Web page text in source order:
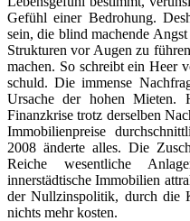
Gefühl einer Bedrohung.
sein, die blind machende
Strukturen vor Augen zu
machen. So schreibt ein Heer
schuld. Die immense
Ursache der hohen
Finanzkrise trotz derselben
Immobilienpreise
2008 änderte alles. Die
Reiche wesentliche
innerstädtische Immobilien
der Nullzinspolitik, durch die
nichts mehr kosten.